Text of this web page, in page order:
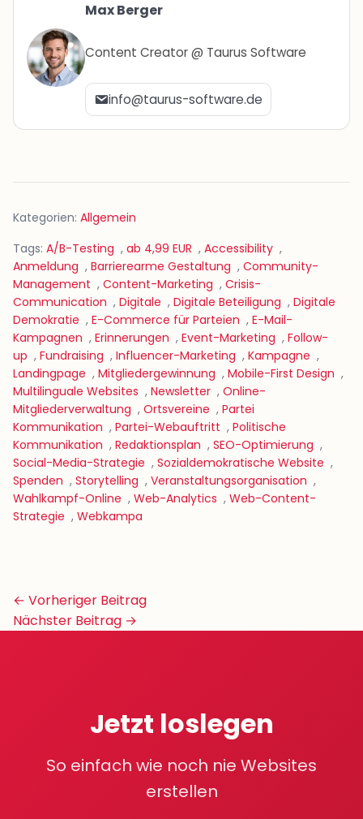
Max Berger
Content Creator @ Taurus Software
info@taurus-software.de
Kategorien: Allgemein
Tags: A/B-Testing , ab 4,99 EUR , Accessibility ,
Anmeldung , Barrierearme Gestaltung , Community-
Management , Content-Marketing , Crisis-
Communication , Digitale , Digitale Beteiligung , Digitale
Demokratie , E-Commerce für Parteien , E-Mail-
Kampagnen , Erinnerungen , Event-Marketing , Follow-
up , Fundraising , Influencer-Marketing , Kampagne ,
Landingpage , Mitgliedergewinnung , Mobile-First Design ,
Multilinguale Websites , Newsletter , Online-
Mitgliederverwaltung , Ortsvereine , Partei
Kommunikation , Partei-Webauftritt , Politische
Kommunikation , Redaktionsplan , SEO-Optimierung ,
Social-Media-Strategie , Sozialdemokratische Website ,
Spenden , Storytelling , Veranstaltungsorganisation ,
Wahlkampf-Online , Web-Analytics , Web-Content-
Strategie , Webkampa
Beitrags-
Navigation
← Vorheriger Beitrag
Nächster Beitrag →
Jetzt loslegen
So einfach wie noch nie Websites
erstellen